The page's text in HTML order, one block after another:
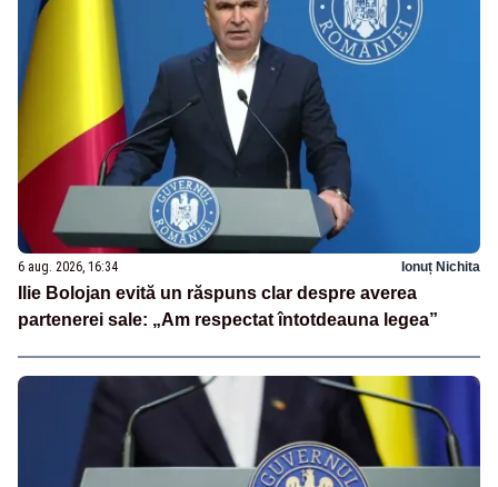
6 aug. 2026, 16:34 Ionuț Nichita
Ilie Bolojan evită un răspuns clar despre averea
partenerei sale: „Am respectat întotdeauna legea”